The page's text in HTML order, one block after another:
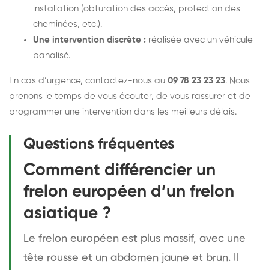
installation (obturation des accès, protection des
cheminées, etc.).
Une intervention discrète : réalisée avec un véhicule
banalisé.
En cas d’urgence, contactez-nous au 09 78 23 23 23. Nous
prenons le temps de vous écouter, de vous rassurer et de
programmer une intervention dans les meilleurs délais.
Questions fréquentes
Comment différencier un
frelon européen d’un frelon
asiatique ?
Le frelon européen est plus massif, avec une
tête rousse et un abdomen jaune et brun. Il